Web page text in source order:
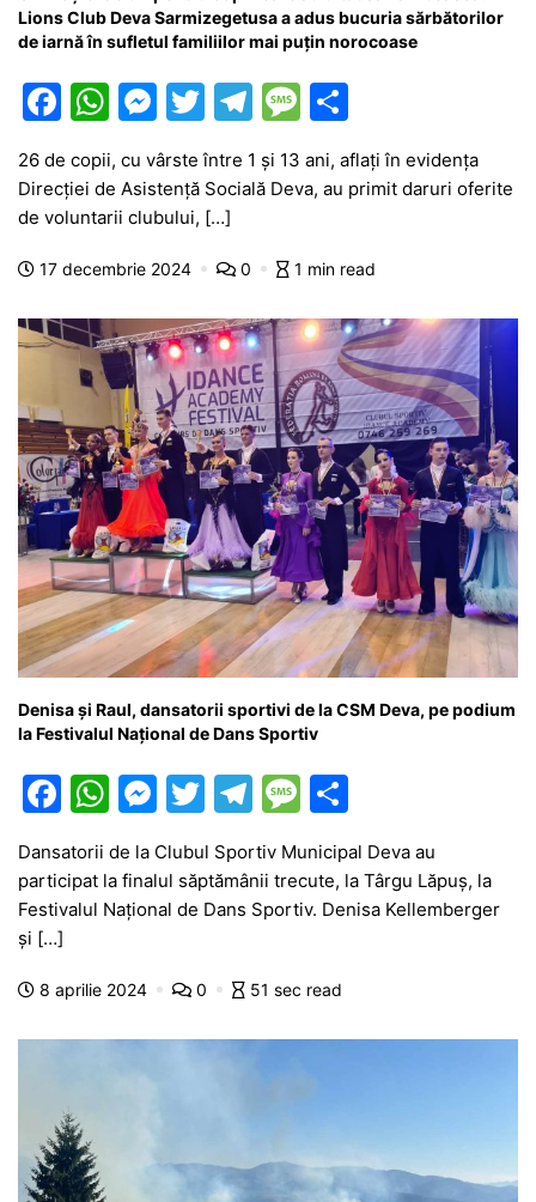
Lions Club Deva Sarmizegetusa a adus bucuria sărbătorilor
de iarnă în sufletul familiilor mai puțin norocoase
F
c
e
b
o
o
k
W
at
s
A
p
p
M
s
s
e
g
er
T
itt
er
T
e
a
m
M
s
a
e
ta
a
z
ă
26 de copii, cu vârste între 1 şi 13 ani, aflați în evidenţa
Direcţiei de Asistenţă Socială Deva, au primit daruri oferite
de voluntarii clubului, […]
17 decembrie 2024 0 1 min read
Denisa și Raul, dansatorii sportivi de la CSM Deva, pe podium
la Festivalul Național de Dans Sportiv
F
c
e
b
o
W
at
s
p
M
s
s
n
T
itt
er
T
e
gr
m
M
s
s
g
ta
je
Dansatorii de la Clubul Sportiv Municipal Deva au
participat la finalul săptămânii trecute, la Târgu Lăpuș, la
Festivalul Național de Dans Sportiv. Denisa Kellemberger
și […]
8 aprilie 2024 0 51 sec read